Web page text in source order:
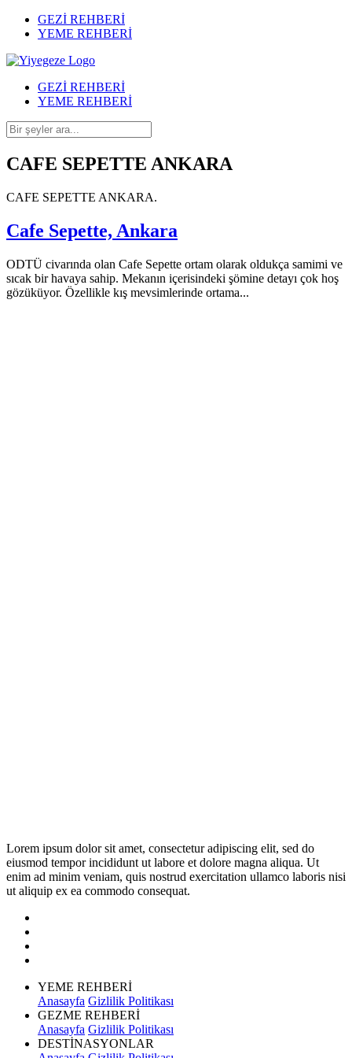
GEZİ REHBERİ
YEME REHBERİ
GEZİ REHBERİ
YEME REHBERİ
CAFE SEPETTE ANKARA
CAFE SEPETTE ANKARA.
Cafe Sepette, Ankara
ODTÜ civarında olan Cafe Sepette ortam olarak oldukça samimi ve
sıcak bir havaya sahip. Mekanın içerisindeki şömine detayı çok hoş
gözüküyor. Özellikle kış mevsimlerinde ortama...
Lorem ipsum dolor sit amet, consectetur adipiscing elit, sed do
eiusmod tempor incididunt ut labore et dolore magna aliqua. Ut
enim ad minim veniam, quis nostrud exercitation ullamco laboris nisi
ut aliquip ex ea commodo consequat.
YEME REHBERİ
Anasayfa Gizlilik Politikası
GEZME REHBERİ
Anasayfa Gizlilik Politikası
DESTİNASYONLAR